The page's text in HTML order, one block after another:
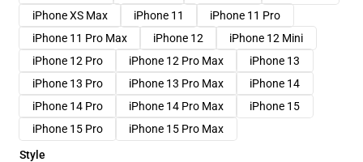
iPhone XS Max
iPhone 11
iPhone 11 Pro
iPhone 11 Pro Max
iPhone 12
iPhone 12 Mini
iPhone 12 Pro
iPhone 12 Pro Max
iPhone 13
iPhone 13 Pro
iPhone 13 Pro Max
iPhone 14
iPhone 14 Pro
iPhone 14 Pro Max
iPhone 15
iPhone 15 Pro
iPhone 15 Pro Max
Style